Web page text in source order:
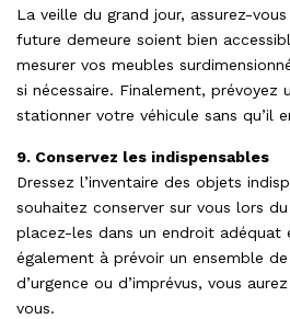
La veille du grand jour, assurez-
future demeure soient bien
mesurer vos meubles
si nécessaire. Finalement, prévoyez
stationner votre véhicule sans qu’il
9. Conservez les indispensables
Dressez l’inventaire des objets
souhaitez conserver sur vous lors
placez-les dans un endroit adéquat
également à prévoir un ensemble
d’urgence ou d’imprévus, vous
vous.